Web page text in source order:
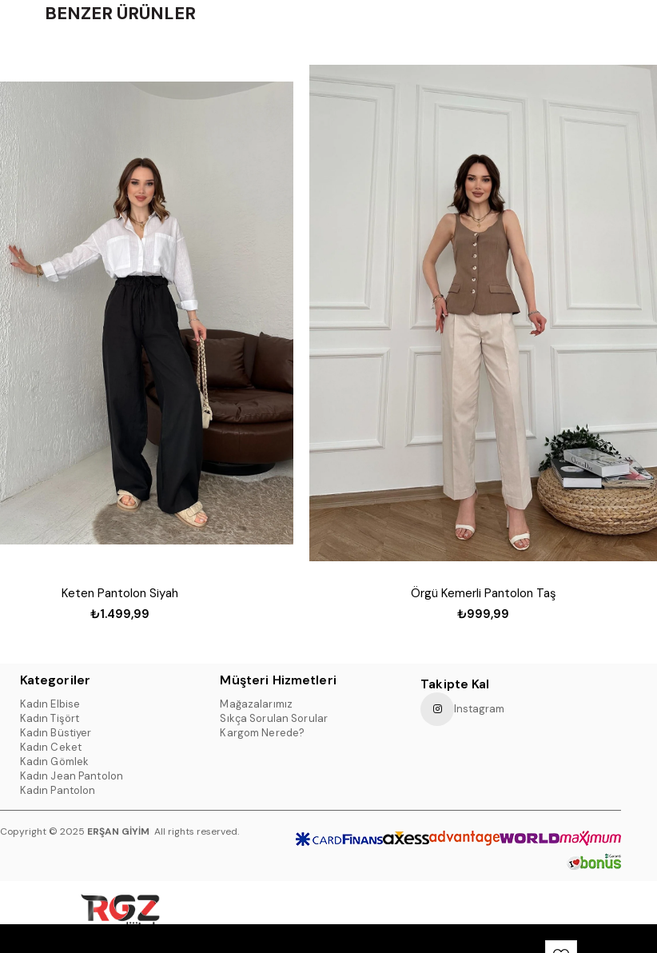
BENZER ÜRÜNLER
Keten Pantolon Siyah
₺1.499,99
Örgü Kemerli Pantolon Taş
₺999,99
Kategoriler
Kadın Elbise
Kadın Tişört
Kadın Büstiyer
Kadın Ceket
Kadın Gömlek
Kadın Jean Pantolon
Kadın Pantolon
Müşteri Hizmetleri
Mağazalarımız
Sıkça Sorulan Sorular
Kargom Nerede?
Takipte Kal
Instagram
Copyright © 2025 ERŞAN GİYİM All rights reserved.